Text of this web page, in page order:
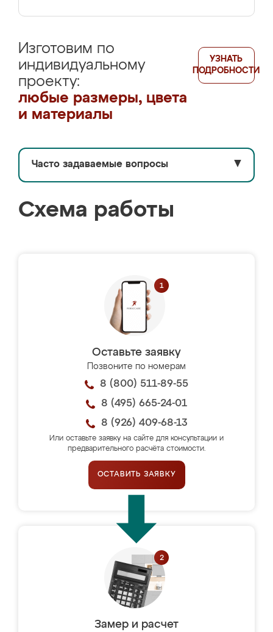
Изготовим по
индивидуальному
проекту:
любые размеры, цвета
и материалы
УЗНАТЬ
ПОДРОБНОСТИ
Часто задаваемые вопросы ▼
Схема работы
Оставьте заявку
Позвоните по номерам
8 (800) 511-89-55
8 (495) 665-24-01
8 (926) 409-68-13
Или оставьте заявку на сайте для консультации и
предварительного расчёта стоимости.
ОСТАВИТЬ ЗАЯВКУ
Замер и расчет